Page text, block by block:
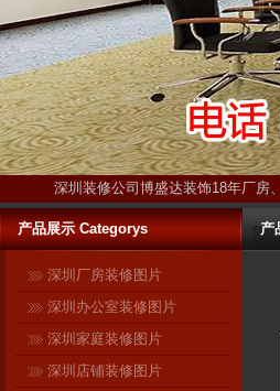
深圳装修公司博盛达装饰18年厂房
产品展示 Categorys
深圳厂房装修图片
深圳办公室装修图片
深圳家庭装修图片
深圳店铺装修图片
产